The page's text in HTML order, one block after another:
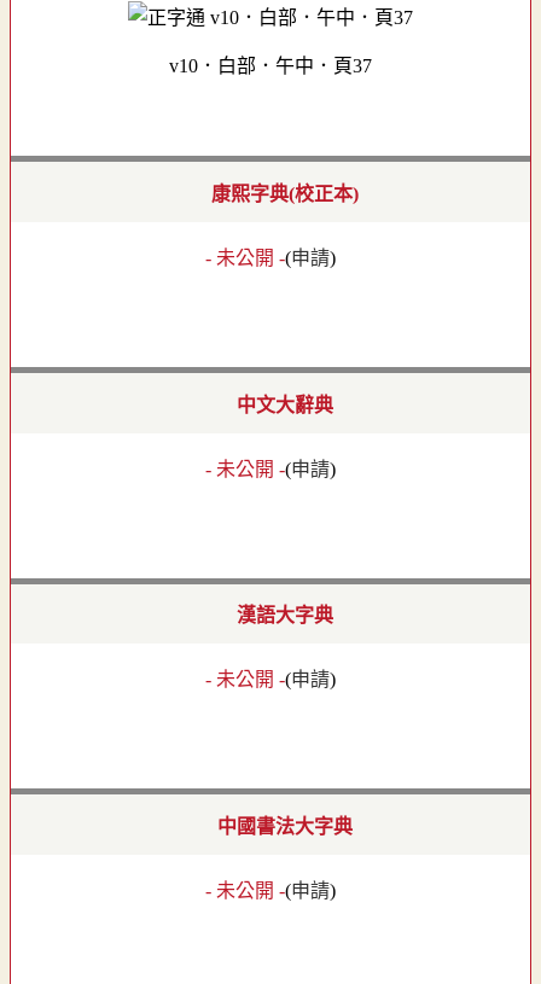
v10．白部．午中．頁37
康熙字典(校正本)
- 未公開 -(申請)
中文大辭典
- 未公開 -(申請)
漢語大字典
- 未公開 -(申請)
中國書法大字典
- 未公開 -(申請)